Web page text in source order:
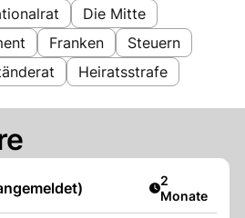
Die Mitte
Franken
Steuern
Heiratsstrafe
Artikel
2
Monate